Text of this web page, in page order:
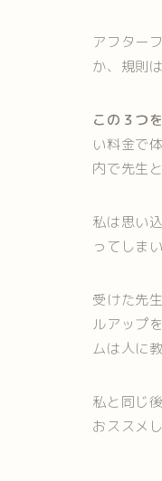
アフター
か、規則
この３つ
い料金で
内で先生
私は思い
ってしま
受けた先
ルアップ
ムは人に
私と同じ
おススメ